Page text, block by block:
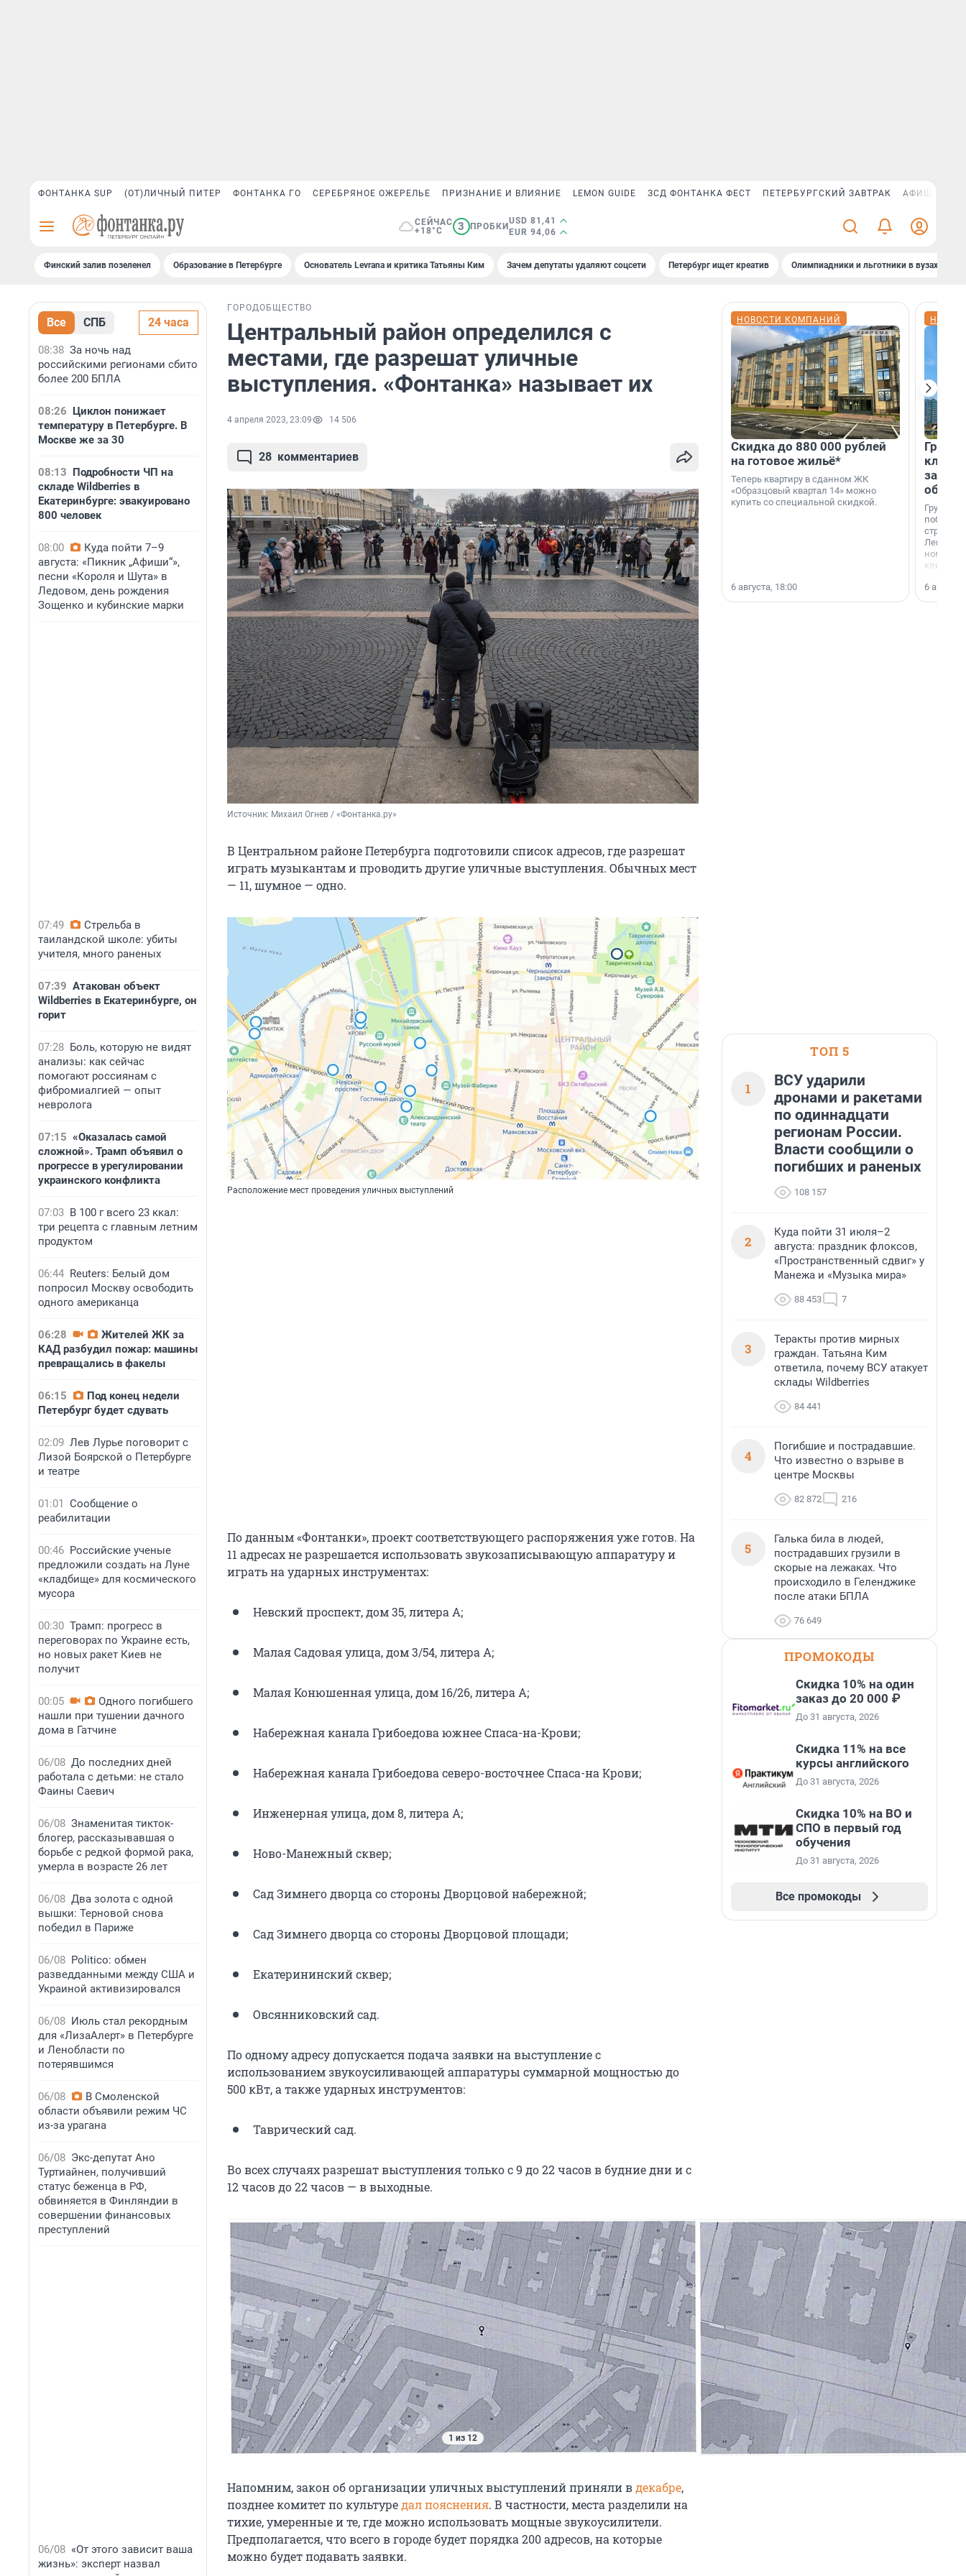
ФОНТАНКА SUP (ОТ)ЛИЧНЫЙ ПИТЕР ФОНТАНКА ГО СЕРЕБРЯНОЕ ОЖЕРЕЛЬЕ ПРИЗНАНИЕ И ВЛИЯНИЕ LEMON GUIDE ЗСД ФОНТАНКА ФЕСТ ПЕТЕРБУРГСКИЙ ЗАВТРАК АФИША PLUS
СЕЙЧАС
+18°C
3 ПРОБКИ
USD 81,41
EUR 94,06
Финский залив позеленел Образование в Петербурге Основатель Levrana и критика Татьяны Ким Зачем депутаты удаляют соцсети Петербург ищет креатив Олимпиадники и льготники в вузах СПб
Все СПБ 24 часа
08:38 За ночь над
российскими регионами сбито
более 200 БПЛА
08:26 Циклон понижает
температуру в Петербурге. В
Москве же за 30
08:13 Подробности ЧП на
складе Wildberries в
Екатеринбурге: эвакуировано
800 человек
08:00
Куда пойти 7–9
августа: «Пикник „Афиши“»,
песни «Короля и Шута» в
Ледовом, день рождения
Зощенко и кубинские марки
07:49
Стрельба в
таиландской школе: убиты
учителя, много раненых
07:39 Атакован объект
Wildberries в Екатеринбурге, он
горит
07:28 Боль, которую не видят
анализы: как сейчас
помогают россиянам с
фибромиалгией — опыт
невролога
07:15 «Оказалась самой
сложной». Трамп объявил о
прогрессе в урегулировании
украинского конфликта
07:03 В 100 г всего 23 ккал:
три рецепта с главным летним
продуктом
06:44 Reuters: Белый дом
попросил Москву освободить
одного американца
06:28
Жителей ЖК за
КАД разбудил пожар: машины
превращались в факелы
06:15
Под конец недели
Петербург будет сдувать
02:09 Лев Лурье поговорит с
Лизой Боярской о Петербурге
и театре
01:01 Сообщение о
реабилитации
00:46 Российские ученые
предложили создать на Луне
«кладбище» для космического
мусора
00:30 Трамп: прогресс в
переговорах по Украине есть,
но новых ракет Киев не
получит
00:05
Одного погибшего
нашли при тушении дачного
дома в Гатчине
06/08 До последних дней
работала с детьми: не стало
Фаины Саевич
06/08 Знаменитая тикток-
блогер, рассказывавшая о
борьбе с редкой формой рака,
умерла в возрасте 26 лет
06/08 Два золота с одной
вышки: Терновой снова
победил в Париже
06/08 Politico: обмен
разведданными между США и
Украиной активизировался
06/08 Июль стал рекордным
для «ЛизаАлерт» в Петербурге
и Ленобласти по
потерявшимся
06/08
В Смоленской
области объявили режим ЧС
из-за урагана
06/08 Экс-депутат Ано
Туртиайнен, получивший
статус беженца в РФ,
обвиняется в Финляндии в
совершении финансовых
преступлений
06/08 «От этого зависит ваша
жизнь»: эксперт назвал
ГОРОДОБЩЕСТВО
Центральный район определился с
местами, где разрешат уличные
выступления. «Фонтанка» называет их
4 апреля 2023, 23:09 14 506
28 комментариев
Источник: Михаил Огнев / «Фонтанка.ру»
В Центральном районе Петербурга подготовили список адресов, где разрешат
играть музыкантам и проводить другие уличные выступления. Обычных мест
— 11, шумное — одно.
Расположение мест проведения уличных выступлений
По данным «Фонтанки», проект соответствующего распоряжения уже готов. На
11 адресах не разрешается использовать звукозаписывающую аппаратуру и
играть на ударных инструментах:
Невский проспект, дом 35, литера А;
Малая Садовая улица, дом 3/54, литера А;
Малая Конюшенная улица, дом 16/26, литера А;
Набережная канала Грибоедова южнее Спаса-на-Крови;
Набережная канала Грибоедова северо-восточнее Спаса-на Крови;
Инженерная улица, дом 8, литера А;
Ново-Манежный cквер;
Сад Зимнего дворца со стороны Дворцовой набережной;
Сад Зимнего дворца со стороны Дворцовой площади;
Екатерининский сквер;
Овсянниковский сад.
По одному адресу допускается подача заявки на выступление с
использованием звукоусиливающей аппаратуры суммарной мощностью до
500 кВт, а также ударных инструментов:
Таврический сад.
Во всех случаях разрешат выступления только с 9 до 22 часов в будние дни и с
12 часов до 22 часов — в выходные.
1 из 12
Напомним, закон об организации уличных выступлений приняли вдекабре,
позднее комитет по культуредал пояснения. В частности, места разделили на
тихие, умеренные и те, где можно использовать мощные звукоусилители.
Предполагается, что всего в городе будет порядка 200 адресов, на которые
можно будет подавать заявки.
НОВОСТИ КОМПАНИЙ
Скидка до 880 000 рублей
на готовое жильё*
Теперь квартиру в сданном ЖК
«Образцовый квартал 14» можно
купить со специальной скидкой.
6 августа, 18:00
Группа
области».
6
ТОП 5
1
ВСУ ударили
дронами и ракетами
по одиннадцати
регионам России.
Власти сообщили о
погибших и раненых
108 157
2
Куда пойти 31 июля–2
августа: праздник флоксов,
«Пространственный сдвиг» у
Манежа и «Музыка мира»
88 453 7
3
Теракты против мирных
граждан. Татьяна Ким
ответила, почему ВСУ атакует
склады Wildberries
84 441
4
Погибшие и пострадавшие.
Что известно о взрыве в
центре Москвы
82 872 216
5
Галька била в людей,
пострадавших грузили в
скорые на лежаках. Что
происходило в Геленджике
после атаки БПЛА
76 649
ПРОМОКОДЫ
Скидка 10% на один
заказ до 20 000 ₽
До 31 августа, 2026
Скидка 11% на все
курсы английского
До 31 августа, 2026
Скидка 10% на ВО и
СПО в первый год
обучения
До 31 августа, 2026
Все промокоды